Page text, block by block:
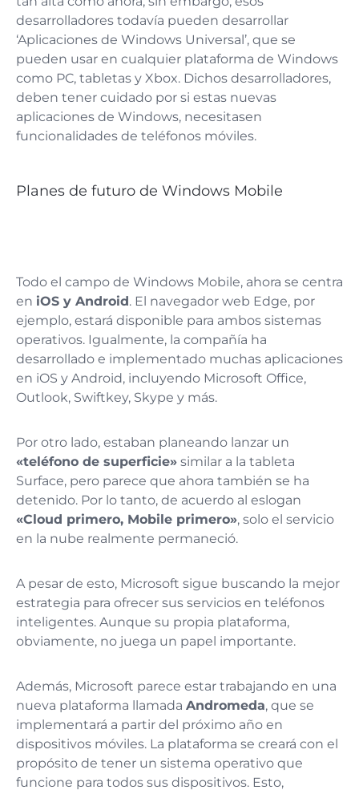
desarrolladores todavía pueden desarrollar
‘Aplicaciones de Windows Universal’, que se
pueden usar en cualquier plataforma de Windows
como PC, tabletas y Xbox. Dichos desarrolladores,
deben tener cuidado por si estas nuevas
aplicaciones de Windows, necesitasen
funcionalidades de teléfonos móviles.
Planes de futuro de Windows Mobile
Todo el campo de Windows Mobile, ahora se centra
en iOS y Android. El navegador web Edge, por
ejemplo, estará disponible para ambos sistemas
operativos. Igualmente, la compañía ha
desarrollado e implementado muchas aplicaciones
en iOS y Android, incluyendo Microsoft Office,
Outlook, Swiftkey, Skype y más.
Por otro lado, estaban planeando lanzar un
«teléfono de superficie» similar a la tableta
Surface, pero parece que ahora también se ha
detenido. Por lo tanto, de acuerdo al eslogan
«Cloud primero, Mobile primero», solo el servicio
en la nube realmente permaneció.
A pesar de esto, Microsoft sigue buscando la mejor
estrategia para ofrecer sus servicios en teléfonos
inteligentes. Aunque su propia plataforma,
obviamente, no juega un papel importante.
Además, Microsoft parece estar trabajando en una
nueva plataforma llamada Andromeda, que se
implementará a partir del próximo año en
dispositivos móviles. La plataforma se creará con el
propósito de tener un sistema operativo que
funcione para todos sus dispositivos. Esto,